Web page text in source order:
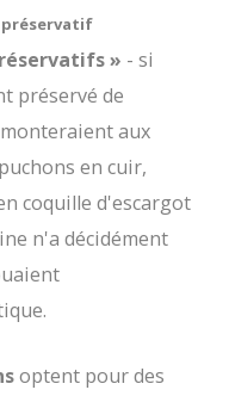
» - si
préservé de
aux
en cuir,
coquille d'escargot
n'a décidément
optent pour des